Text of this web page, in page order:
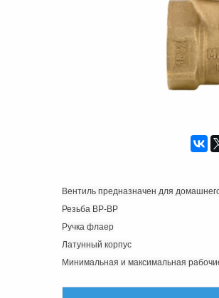
Вентиль предназначен для
Резьба ВР-ВР
Ручка флаер
Латунный корпус
Минимальная и максимальная